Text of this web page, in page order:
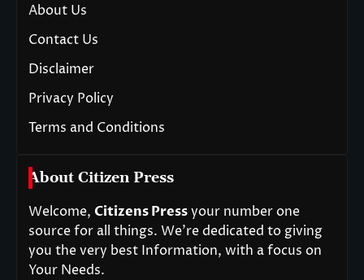
About Us
Contact Us
Disclaimer
Privacy Policy
Terms and Conditions
About Citizen Press
Welcome, Citizens Pressyour number one
source for all things. We’re dedicated to giving
you the very best Information, with a focus on
Your Needs.